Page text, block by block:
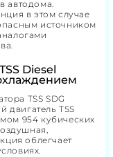
автодома.
в этом случае
источником
Diesel
TSS SDG
двигатель TSS
954 кубических
облегчает